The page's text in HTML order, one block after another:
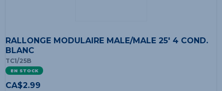
RALLONGE MODULAIRE MALE/MALE 25' 4 COND.
BLANC
TC1/25B
EN STOCK
CA$2.99